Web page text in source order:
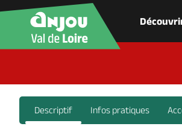
Descriptif Infos pratiques